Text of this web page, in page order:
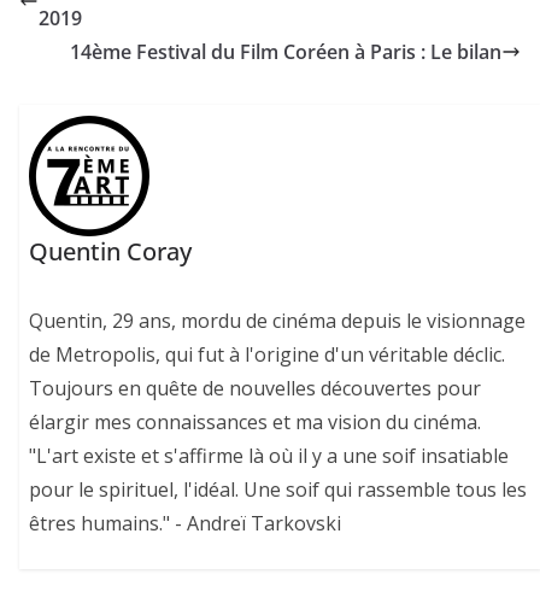
2019
14ème Festival du Film Coréen à Paris : Le bilan
Quentin Coray
Quentin, 29 ans, mordu de cinéma depuis le visionnage
de Metropolis, qui fut à l'origine d'un véritable déclic.
Toujours en quête de nouvelles découvertes pour
élargir mes connaissances et ma vision du cinéma.
"L'art existe et s'affirme là où il y a une soif insatiable
pour le spirituel, l'idéal. Une soif qui rassemble tous les
êtres humains." - Andreï Tarkovski